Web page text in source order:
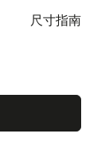
尺寸指南